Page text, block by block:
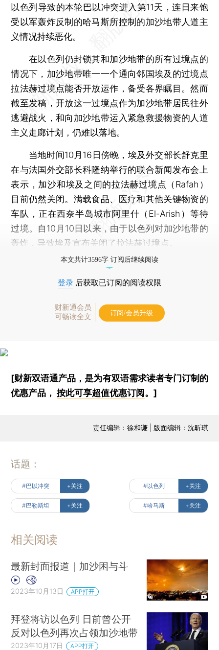
以色列导致的本轮巴以冲突进入第11天，连日来饱
受以军轰炸反制的哈马斯所控制的加沙地带人道主
义情况持续恶化。
在以色列仍封锁其和加沙地带的所有过境点的
情况下，加沙地带唯一一个通向邻国埃及的过境点
拉法赫过境点能否开放运作，备受各界瞩目。然而
截至发稿，开放这一过境点作为加沙地带居民往外
逃避战火，和向加沙地带运入紧急救援物资的人道
主义走廊计划，仍难以落地。
当地时间10月16日傍晚，埃及外交部长舒克里
在与法国外交部长科隆纳举行的联合新闻发布会上
表示，加沙和埃及之间的拉法赫过境点（Rafah）
目前仍然关闭。满载食品、医疗和其他关键物资的
车队，正在西奈半岛城市阿里什（El-Arish）等待
过境。自10月10日以来，由于以色列对加沙地带的
轰炸，导致埃及宣布关闭了拉法赫过境点。
本文共计3596字 订阅后继续阅读
登录 后获取已订阅的阅读权限
财新通会员
可畅读全文
订阅/会员升级
[财新双语通产品，是为有双语需求读者专门订制的
优惠产品，按此可享超值优惠订阅。]
责任编辑：徐和谦 | 版面编辑：沈昕琪
话题：
#巴以冲突 +关注 #以色列 +关注
#巴勒斯坦 +关注 #哈马斯 +关注
相关阅读
最新封面报道｜加沙困与斗
2023年10月13日 APP打开
拜登将访以色列 日前曾公开
反对以色列再次占领加沙地带
2023年10月17日 APP打开